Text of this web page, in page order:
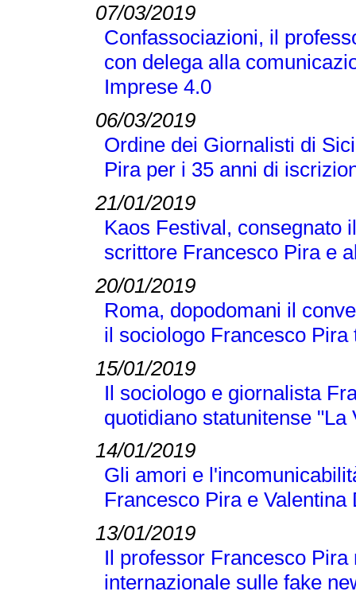
07/03/2019
Confassociazioni, il
con delega alla
Imprese 4.0
06/03/2019
Ordine dei Giornalisti di
Pira per i 35 anni di
21/01/2019
Kaos Festival, consegnato
scrittore Francesco Pira e
20/01/2019
Roma, dopodomani il
il sociologo Francesco Pira
15/01/2019
Il sociologo e giornalista
quotidiano statunitense "La
14/01/2019
Gli amori e
Francesco Pira e Valentina
13/01/2019
Il professor Francesco
internazionale sulle fake